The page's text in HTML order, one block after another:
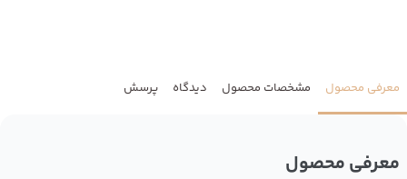
معرفی محصول مشخصات محصول دیدگاه پرسش
معرفی محصول